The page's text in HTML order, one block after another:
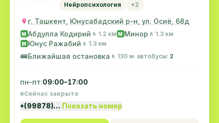
Нейропсихология
+2
г. Ташкент, Юнусабадский р-н, ул. Осиё, 68д
M Абдулла Кодирий 🚶 1.2 км M Минор 🚶 1.3 км
M Юнус Ражабий 🚶 1.3 км
🚌Ближайшая остановка 🚶 130 м· автобусы: 2
пн–пт:09:00–17:00
Сейчас закрыто
+(99878)… Показать номер